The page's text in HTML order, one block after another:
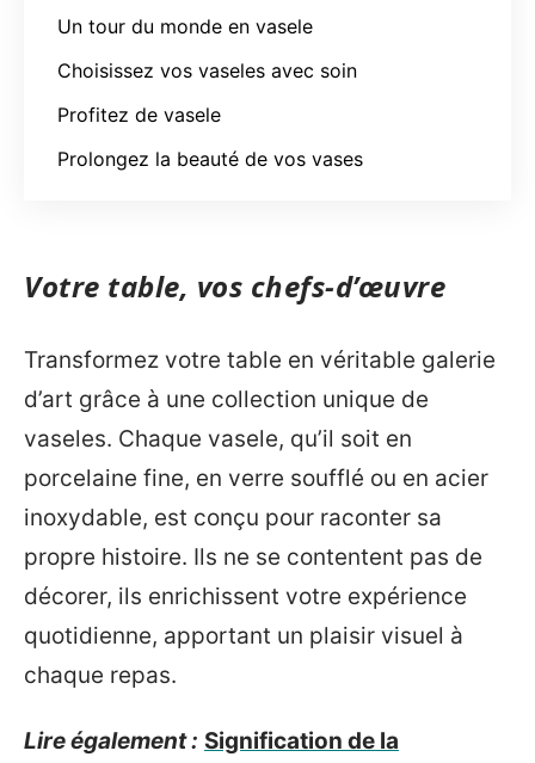
Un tour du monde en vasele
Choisissez vos vaseles avec soin
Profitez de vasele
Prolongez la beauté de vos vases
Votre table, vos chefs-d’œuvre
Transformez votre table en véritable galerie
d’art grâce à une collection unique de
vaseles. Chaque vasele, qu’il soit en
porcelaine fine, en verre soufflé ou en acier
inoxydable, est conçu pour raconter sa
propre histoire. Ils ne se contentent pas de
décorer, ils enrichissent votre expérience
quotidienne, apportant un plaisir visuel à
chaque repas.
Lire également : Signification de la